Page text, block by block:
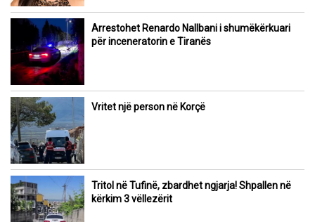
Arrestohet Renardo Nallbani i shumëkërkuari
për inceneratorin e Tiranës
Vritet një person në Korçë
Tritol në Tufinë, zbardhet ngjarja! Shpallen në
kërkim 3 vëllezërit